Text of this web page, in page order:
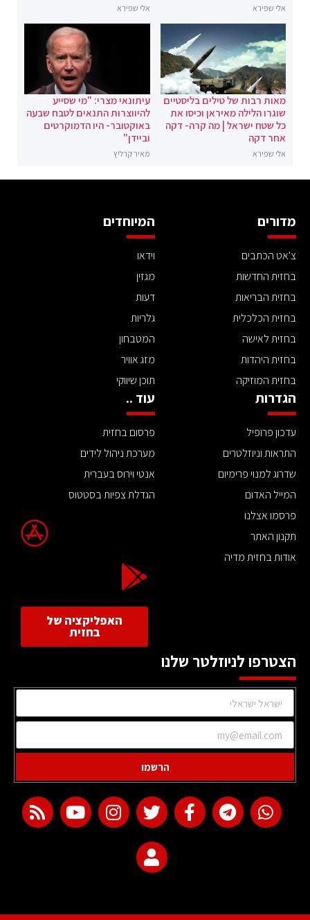
אלי שפירא אלי שפירא
מאות רבות של טילים בליסטיים
שוגרו הלילה מאיראן וכיסו את
כל שטח ישראל | מה קרה- דקה
אחר דקה
אלי שפירא
עיתונאי מצרי: "מי שסייע
להיווצרות התנאים לטבח שבעה
באוקטובר- היו הדמוקרטים
וביידן"
מאיר קרליץ
מדורים
צ'אט הכתבים
בחזית החדשות
בחזית הבריאות
בחזית הכלכלית
בחזית לאישה
בחזית היהדות
בחזית המוזיקה
המיוחדים
וידאו
מגזין
דעות
גלריות
המטבחון
מזג אוויר
תוכן שיווקי
הגדרות
עדכון פרופיל
התראות וניוזלטרים
שדרוג למנוי פרימיום
המייל האדום
פרסמו אצלנו
תקנון האתר
אודות בחזית מדיה
עוד ..
פרסום בחזית
מערכת ניהול לידים
אנטי וירוס בעברית
הגדלת צפיות בסטטוס
האפליקציה של
בחזית
הצטרפו לניוזלטר שלנו
הרשמו